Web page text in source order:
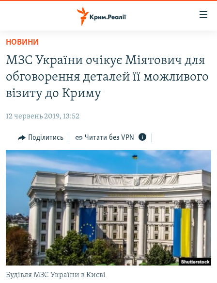
Перейти
основного
матеріалу
Перейти
до
основної
навігації
Перейти
до
пошуку
ВОДА.КРИМ
ВІДЕО ТА ФОТО
БЛОГИ
ПОГЛЯД
ІНТЕРВ'Ю
ВСЕ ЗА ДЕНЬ
СПЕЦПРОЕКТИ
ДЕПОРТАЦІЯ
ВІДЕОУРОКИ «ELIFBE»
СВІДЧЕННЯ ОКУПАЦІЇ
УКРАЇНСЬКА ПРОБЛЕМА КРИМУ
ІНФОГРАФІКА
ЯК ОБІЙТИ БЛОКУВАННЯ
Русский
Qırımtatar
ДОЛУЧАЙСЯ!
НОВИНИ
МЗС України очікує Міятович для
обговорення деталей її можливого
візиту до Криму
12 червень 2019, 13:52
Поділитись Читати без VPN
Будівля МЗС України в Києві